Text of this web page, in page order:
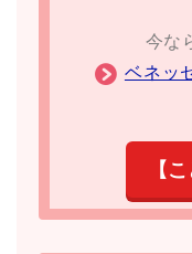
今な
ベネッ
【